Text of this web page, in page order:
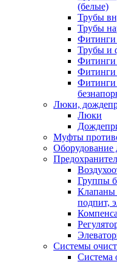
(белые)
Трубы
Трубы
Фитинги
Трубы и
Фитинги
Фитинги
Люки,
Люки
Муфты
Оборудование
Группы
Клапаны
подпит,
Системы
Система